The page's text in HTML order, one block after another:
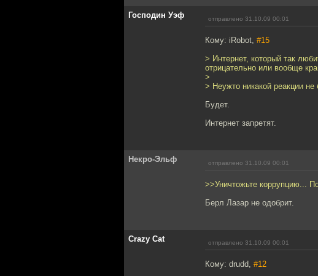
Господин Уэф отправлено 31.10.09 00:01
Кому: iRobot, #15
> Интернет, который так
отрицательно или вообще
>
> Неужто никакой реакции не
Будет.
Интернет запретят.
Некро-Эльф отправлено 31.10.09 00:01
>>Уничтожьте коррупцию...
Берл Лазар не одобрит.
Crazy Cat отправлено 31.10.09 00:01
Кому: drudd, #12